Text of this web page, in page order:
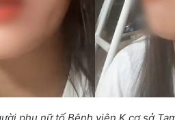
phụ nữ tố Bệnh viện K cơ sở